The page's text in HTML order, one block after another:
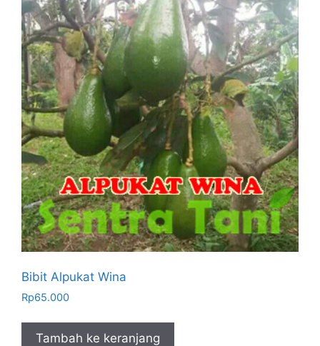
Bibit Alpukat Wina
Rp65.000
Tambah ke keranjang